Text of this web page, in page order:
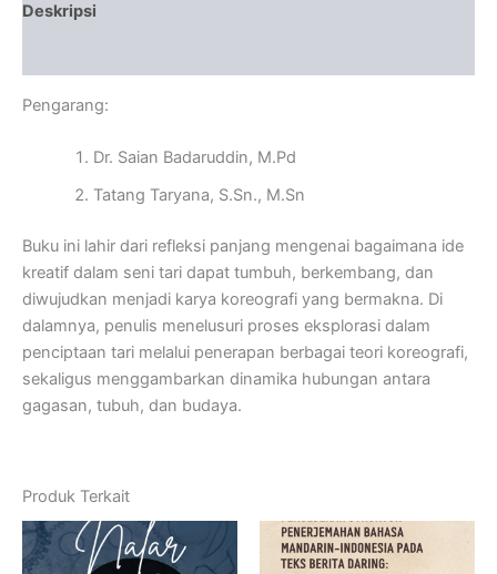
Deskripsi
Pengarang:
Dr. Saian Badaruddin, M.Pd
Tatang Taryana, S.Sn., M.Sn
Buku ini lahir dari refleksi panjang mengenai bagaimana ide
kreatif dalam seni tari dapat tumbuh, berkembang, dan
diwujudkan menjadi karya koreografi yang bermakna. Di
dalamnya, penulis menelusuri proses eksplorasi dalam
penciptaan tari melalui penerapan berbagai teori koreografi,
sekaligus menggambarkan dinamika hubungan antara
gagasan, tubuh, dan budaya.
Produk Terkait